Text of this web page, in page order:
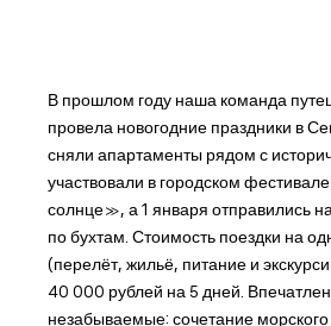
В прошлом году наша команда
провела новогодние праздники в
сняли апартаменты рядом с
участвовали в городском
солнце», а 1 января отправились
по бухтам. Стоимость поездки на
(перелёт, жильё, питание и
40 000 рублей на 5 дней.
незабываемые: сочетание морского